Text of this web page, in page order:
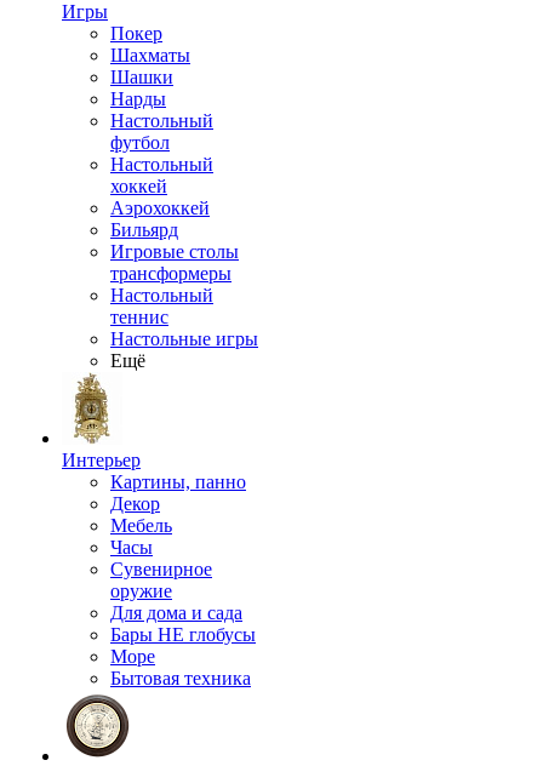
Игры
Покер
Шахматы
Шашки
Нарды
Настольный
футбол
Настольный
хоккей
Аэрохоккей
Бильярд
Игровые столы
трансформеры
Настольный
теннис
Настольные игры
Ещё
Интерьер
Картины, панно
Декор
Мебель
Часы
Сувенирное
оружие
Для дома и сада
Бары НЕ глобусы
Море
Бытовая техника